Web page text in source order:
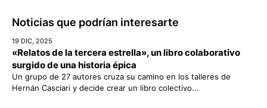
Noticias que podrían interesarte
19 DIC, 2025
«Relatos de la tercera estrella», un libro colaborativo
surgido de una historia épica
Un grupo de 27 autores cruza su camino en los talleres de
Hernán Casciari y decide crear un libro colectivo...